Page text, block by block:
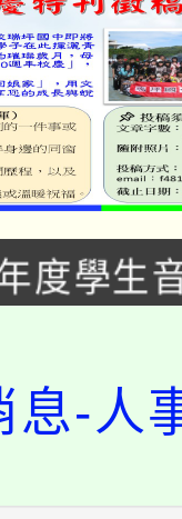
年度第
選結果(
險知識
度學生
年度第
選結果(
年度第
選結果(
學推廣
息-人